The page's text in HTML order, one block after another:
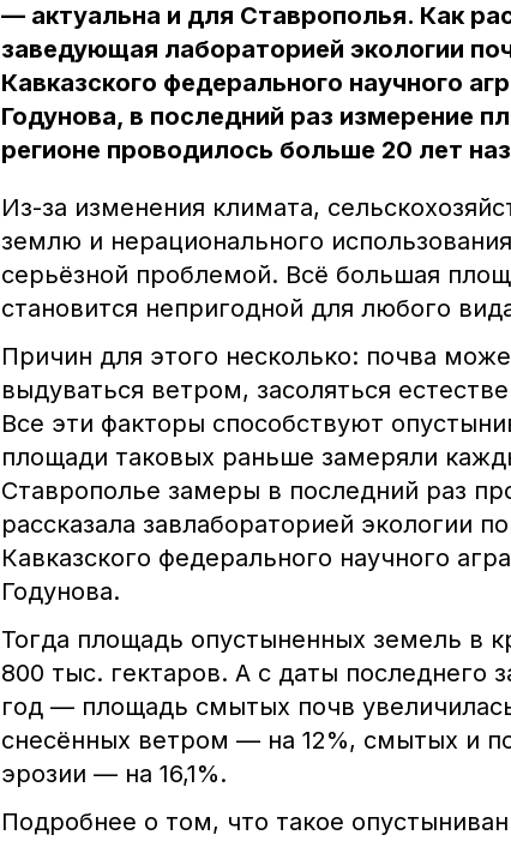
— актуальна и для Ставрополья. Как
заведующая лабораторией экологии
Кавказского федерального научного
Годунова, в последний раз измерение
регионе проводилось больше 20 лет
Из-за изменения климата,
землю и нерационального
серьёзной проблемой. Всё большая
становится непригодной для любого
Причин для этого несколько: почва
выдуваться ветром, засоляться
Все эти факторы способствуют
площади таковых раньше замеряли
Ставрополье замеры в последний раз
рассказала завлабораторией экологии
Кавказского федерального научного
Годунова.
Тогда площадь опустыненных земель в
800 тыс. гектаров. А с даты последнего
год — площадь смытых почв
снесённых ветром — на 12%, смытых и
эрозии — на 16,1%.
Подробнее о том, что такое